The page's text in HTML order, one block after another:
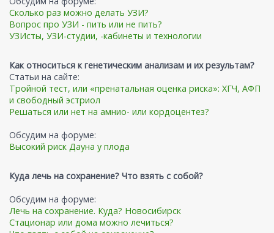
Сколько раз можно делать УЗИ?
Вопрос про УЗИ - пить или не пить?
УЗИсты, УЗИ-студии, -кабинеты и технологии
Как относиться к генетическим анализам и их результам?
Статьи на сайте:
Тройной тест, или «пренатальная оценка риска»: ХГЧ, АФП
и свободный эстриол
Решаться или нет на амнио- или кордоцентез?
Обсудим на форуме:
Высокий риск Дауна у плода
Куда лечь на сохранение? Что взять с собой?
Обсудим на форуме:
Лечь на сохранение. Куда? Новосибирск
Стационар или дома можно лечиться?